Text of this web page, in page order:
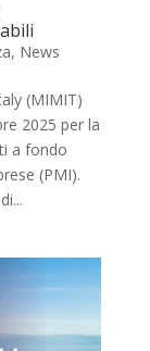
, News
(MIMIT)
2025 per la
a fondo
(PMI).